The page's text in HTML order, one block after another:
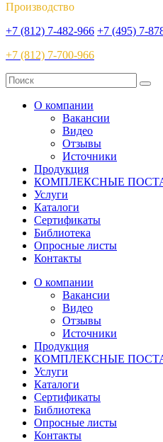
Производство
+7 (812) 7-482-966 +7 (495) 7-
+7 (812) 7-700-966
О компании
Вакансии
Видео
Отзывы
Источники
Продукция
КОМПЛЕКСНЫЕ
Услуги
Каталоги
Сертификаты
Библиотека
Опросные листы
Контакты
О компании
Вакансии
Видео
Отзывы
Источники
Продукция
КОМПЛЕКСНЫЕ
Услуги
Каталоги
Сертификаты
Библиотека
Опросные листы
Контакты